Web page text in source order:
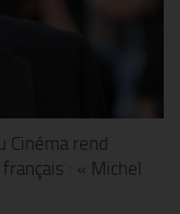
Cinéma rend
: « Michel